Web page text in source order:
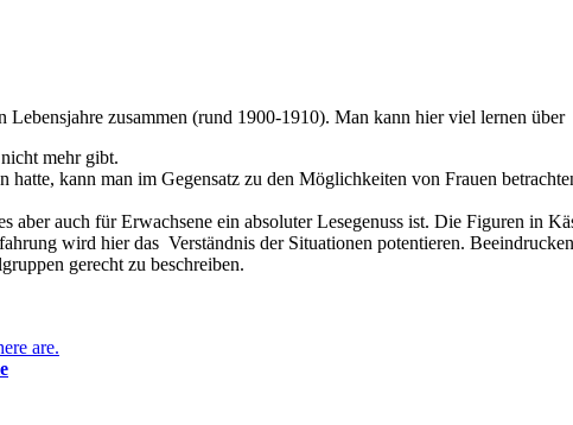
Lebensjahre zusammen (rund 1900-1910). Man kann hier viel lernen über
mehr gibt.
kann man im Gegensatz zu den Möglichkeiten von Frauen
auch für Erwachsene ein absoluter Lesegenuss ist. Die Figuren in
wird hier das Verständnis der Situationen potentieren.
gerecht zu beschreiben.
are.